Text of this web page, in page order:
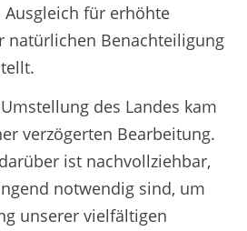
für erhöhte
natürlichen Benachteiligung
des Landes kam
verzögerten Bearbeitung.
ist nachvollziehbar,
notwendig sind, um
unserer vielfältigen